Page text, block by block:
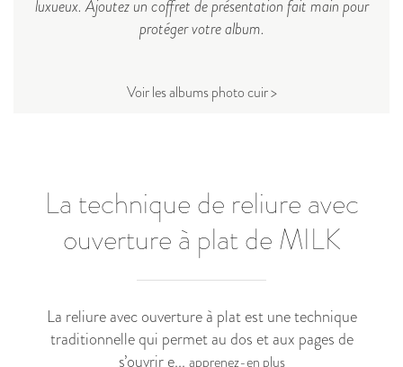
luxueux. Ajoutez un coffret de présentation fait main pour
protéger votre album.
Voir les albums photo cuir >
La technique de reliure avec
ouverture à plat de MILK
La reliure avec ouverture à plat est une technique
traditionnelle qui permet au dos et aux pages de
s’ouvrir e... apprenez-en plus